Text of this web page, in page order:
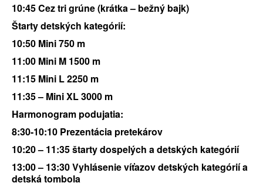
10:45 Cez tri grúne (krátka – bežný bajk)
Štarty detských kategórií:
10:50 Mini 750 m
11:00 Mini M 1500 m
11:15 Mini L 2250 m
11:35 – Mini XL 3000 m
Harmonogram podujatia:
8:30-10:10 Prezentácia pretekárov
10:20 – 11:35 štarty dospelých a detských kategórií
13:00 – 13:30 Vyhlásenie víťazov detských kategórií a
detská tombola